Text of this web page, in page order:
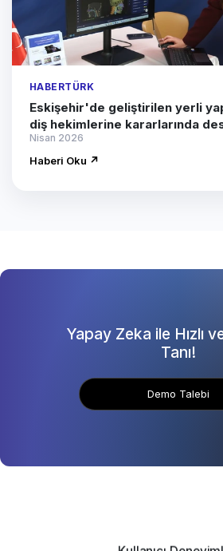
HABERTÜRK
Eskişehir'de geliştirilen yerli
diş hekimlerine kararlarında
Nisan 2026
Haberi Oku ↗
Yapay Zeka ile Hızlı
Tanı!
Demo Talebi